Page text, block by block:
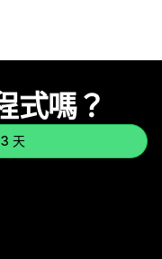
式嗎？
天